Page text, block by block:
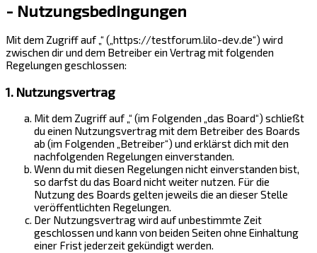
- Nutzungsbedingungen
Mit dem Zugriff auf „“ („https://testforum.lilo-dev.de“) wird
zwischen dir und dem Betreiber ein Vertrag mit folgenden
Regelungen geschlossen:
1. Nutzungsvertrag
Mit dem Zugriff auf „“ (im Folgenden „das Board“) schließt
du einen Nutzungsvertrag mit dem Betreiber des Boards
ab (im Folgenden „Betreiber“) und erklärst dich mit den
nachfolgenden Regelungen einverstanden.
Wenn du mit diesen Regelungen nicht einverstanden bist,
so darfst du das Board nicht weiter nutzen. Für die
Nutzung des Boards gelten jeweils die an dieser Stelle
veröffentlichten Regelungen.
Der Nutzungsvertrag wird auf unbestimmte Zeit
geschlossen und kann von beiden Seiten ohne Einhaltung
einer Frist jederzeit gekündigt werden.